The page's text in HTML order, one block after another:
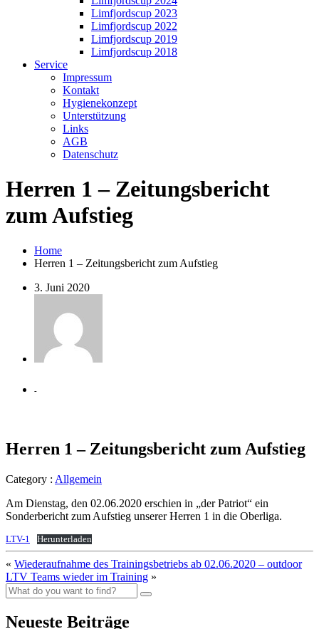
Limfjordscup 2023
Limfjordscup 2022
Limfjordscup 2019
Limfjordscup 2018
Service
Impressum
Kontakt
Hygienekonzept
Unterstützung
Links
AGB
Datenschutz
Herren 1 – Zeitungsbericht
zum Aufstieg
Home
Herren 1 – Zeitungsbericht zum Aufstieg
3. Juni 2020
-
Herren 1 – Zeitungsbericht zum Aufstieg
Category : Allgemein
Am Dienstag, den 02.06.2020 erschien in „der Patriot“ ein
Sonderbericht zum Aufstieg unserer Herren 1 in die Oberliga.
LTV-1 Herunterladen
« Wiederaufnahme des Trainingsbetriebs ab 02.06.2020 – outdoor
LTV Teams wieder im Training »
Neueste Beiträge